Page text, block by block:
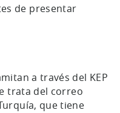
de presentar
a través del KEP
trata del correo
que tiene